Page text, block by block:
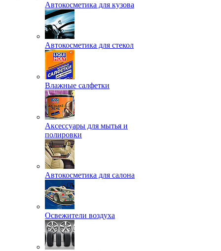
Автокосметика для кузова
Автокосметика для стекол
Влажные салфетки
Аксессуары для мытья и
полировки
Автокосметика для салона
Освежители воздуха